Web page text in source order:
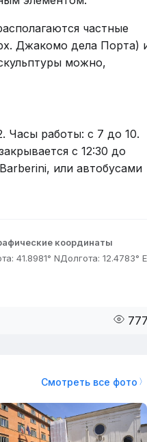
частные
Джакомо дела Порта)
можно,
Часы работы: с 7 до 10.
с 12:30 до
или автобусами
координаты
41.8981° NДолгота: 12.4783° E
Смотреть все фото